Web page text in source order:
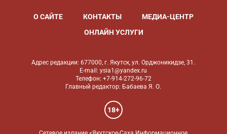
О САЙТЕ КОНТАКТЫ
МЕДИА-ЦЕНТР
ОНЛАЙН УСЛУГИ
Адрес редакции: 677000, г. Якутск, ул. Орджоникидзе, 31.
E-mail: ysia1@yandex.ru
Телефон: +7-914-272-96-72
Главный редактор: Бабаева Я. О.
18+